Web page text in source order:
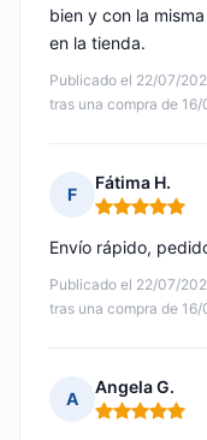
Publicado el 22/07/
tras una compra de
bien y con la
en la tienda.
F
Fátima H.
Nota: 5 de 5
Publicado el 22/07/
tras una compra de
Envío rápido,
A
Angela G.
Nota: 5 de 5